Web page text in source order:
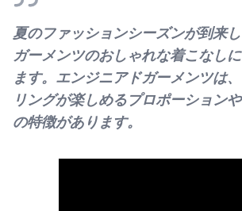
夏のファッションシーズンが到来
ガーメンツのおしゃれな着こなし
ます。エンジニアドガーメンツは
リングが楽しめるプロポーション
の特徴があります。